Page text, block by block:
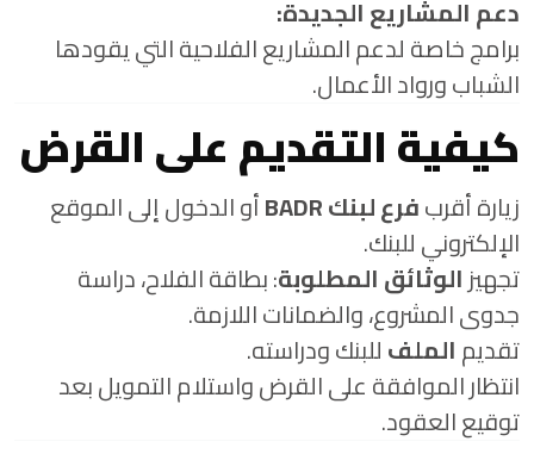
دعم المشاريع الجديدة:
برامج خاصة لدعم المشاريع الفلاحية التي يقودها
الشباب ورواد الأعمال.
كيفية التقديم على القرض
زيارة أقربفرع لبنك BADR
أو الدخول إلى الموقع
الإلكتروني للبنك.
تجهيزالوثائق المطلوبة: بطاقة الفلاح، دراسة
جدوى المشروع، والضمانات اللازمة.
تقديمالملفللبنك ودراسته.
انتظار الموافقة على القرض واستلام التمويل بعد
توقيع العقود.